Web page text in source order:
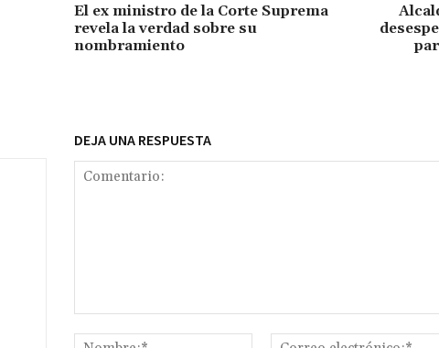
El ex ministro de la Corte Suprema
revela la verdad sobre su
nombramiento
DEJA UNA RESPUESTA
Nombre:*